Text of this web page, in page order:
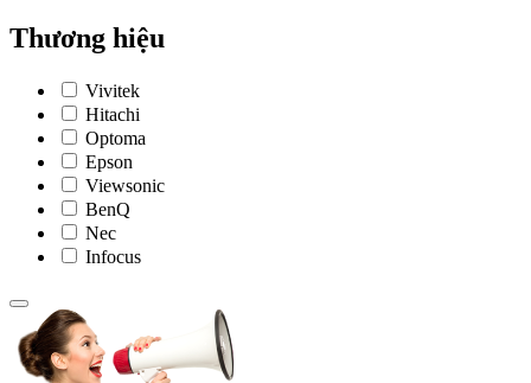
Thương hiệu
Vivitek
Hitachi
Optoma
Epson
Viewsonic
BenQ
Nec
Infocus